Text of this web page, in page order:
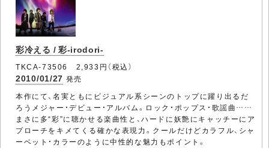
彩冷える / 彩-irodori-
TKCA-73506 2,933円（税込）
2010/01/27 発売
本作にて、名実ともにビジュアル系シーンのトップに躍り出るだ
ろうメジャー・デビュー・アルバム。ロック・ポップス・歌謡曲……
まさに多“彩”に聴かせる楽曲性と、ハードに妖艶にキャッチーにア
プローチをキメてくる確かな表現力。クールだけどカラフル、シャ
ーベット・カラーのように中性的な魅力もポイント。